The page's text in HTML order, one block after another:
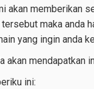
akan memberikan
maka anda
yang ingin anda
akan mendapatkan
ini: